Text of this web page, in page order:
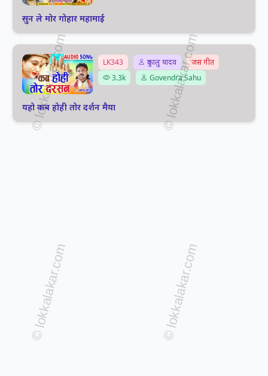
सुन ले मोर गोहार महामाई
LK343 दुकालु यादव
जस गीत
3.3k
Govendra Sahu
यहो कब होही तोर दर्शन मैया